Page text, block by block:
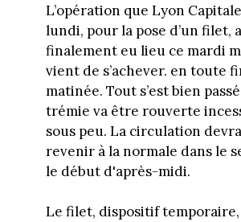
L’opération que Lyon
lundi, pour la pose d’un filet, a
finalement eu lieu ce mardi
vient de s’achever. en toute
matinée. Tout s’est bien
trémie va être rouverte
sous peu. La circulation
revenir à la normale dans le
le début d'après-midi.
Le filet, dispositif